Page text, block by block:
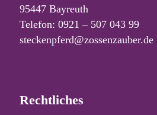
95447 Bayreuth
Telefon: 0921 – 507 043 99
steckenpferd@zossenzauber.de
Rechtliches